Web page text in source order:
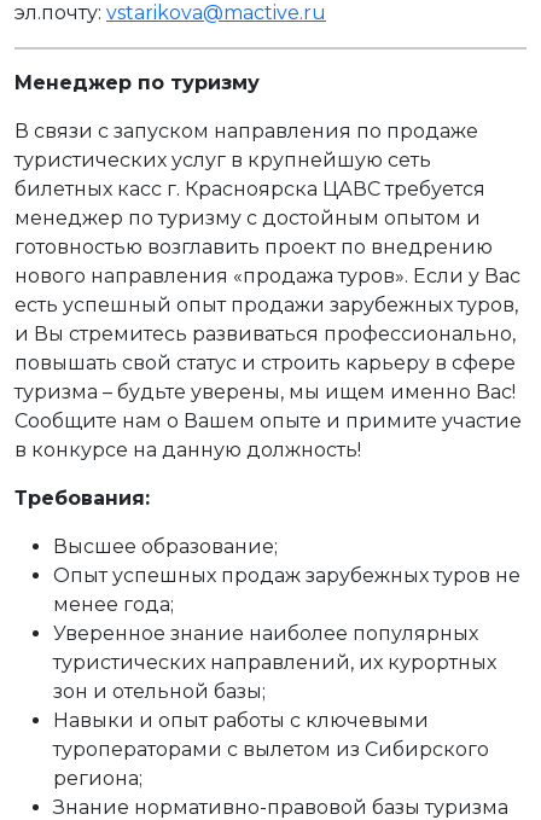
эл.почту: vstarikova@mactive.ru
Менеджер по туризму
В связи с запуском направления по продаже
туристических услуг в крупнейшую сеть
билетных касс г. Красноярска ЦАВС требуется
менеджер по туризму с достойным опытом и
готовностью возглавить проект по внедрению
нового направления «продажа туров». Если у Вас
есть успешный опыт продажи зарубежных туров,
и Вы стремитесь развиваться профессионально,
повышать свой статус и строить карьеру в сфере
туризма – будьте уверены, мы ищем именно Вас!
Сообщите нам о Вашем опыте и примите участие
в конкурсе на данную должность!
Требования:
Высшее образование;
Опыт успешных продаж зарубежных туров не
менее года;
Уверенное знание наиболее популярных
туристических направлений, их курортных
зон и отельной базы;
Навыки и опыт работы с ключевыми
туроператорами с вылетом из Сибирского
региона;
Знание нормативно-правовой базы туризма